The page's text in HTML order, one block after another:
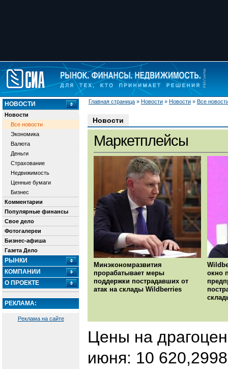
Главная страница » Новости » Новости » Все
НОВОСТИ
Новости
Все новости
Экономика
Валюта
Деньги
Страхование
Недвижимость
Ценные бумаги
Бизнес
Комментарии
Популярные финансы
Свое дело
Фотогалереи
Бизнес-афиша
Газета Дело
РЫНКИ
КОМПАНИИ
О ПРОЕКТЕ
РЕКЛАМА:
Реклама на сайте
Новости
Маркетплейсы
Минэкономразвития
прорабатывает меры
поддержки пострадавших от
атак на склады Wildberries
окно
Цены на
июня: 10